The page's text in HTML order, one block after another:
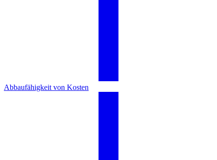
Abbaufähigkeit von Kosten